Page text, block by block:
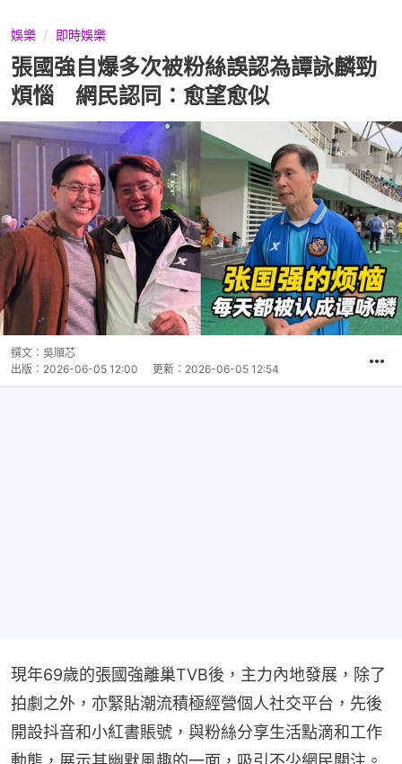
娛樂 即時娛樂
張國強自爆多次被粉絲誤認為譚詠麟勁
煩惱 網民認同：愈望愈似
撰文： 吳順芯
出版： 2026-06-05 12:00 更新： 2026-06-05 12:54
現年69歲的張國強離巢TVB後，主力內地發展，除了
拍劇之外，亦緊貼潮流積極經營個人社交平台，先後
開設抖音和小紅書賬號，與粉絲分享生活點滴和工作